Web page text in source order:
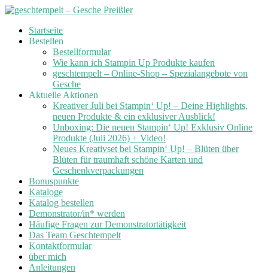
Skip
Startseite
Bestellen
Bestellformular
Wie kann ich Stampin Up Produkte kaufen
geschtempelt – Online-Shop – Spezialangebote von
Gesche
Aktuelle Aktionen
Kreativer Juli bei Stampin‘ Up! – Deine Highlights,
neuen Produkte & ein exklusiver Ausblick!
Unboxing: Die neuen Stampin‘ Up! Exklusiv Online
Produkte (Juli 2026) + Video!
Neues Kreativset bei Stampin‘ Up! – Blüten über
Blüten für traumhaft schöne Karten und
Geschenkverpackungen
Bonuspunkte
Kataloge
Katalog bestellen
Demonstrator/in* werden
Häufige Fragen zur Demonstratortätigkeit
Das Team Geschtempelt
Kontaktformular
über mich
Anleitungen